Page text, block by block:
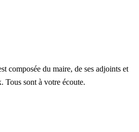
composée du maire, de ses adjoints et
Tous sont à votre écoute.